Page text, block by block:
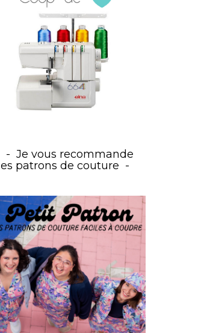
Je vous recommande
les patrons de couture